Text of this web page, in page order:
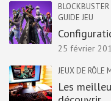
BLOCKBUSTER
GUIDE JEU
25 février
JEUX DE RÔLE
Les